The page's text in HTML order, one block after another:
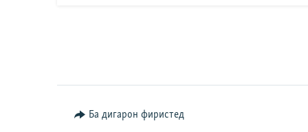
Ба дигарон фиристед